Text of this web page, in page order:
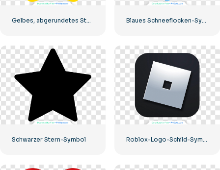
Gelbes, abgerundetes Sternsymbol Blaues Schneeflocken-Symbol
Schwarzer Stern-Symbol Roblox-Logo-Schild-Symbol